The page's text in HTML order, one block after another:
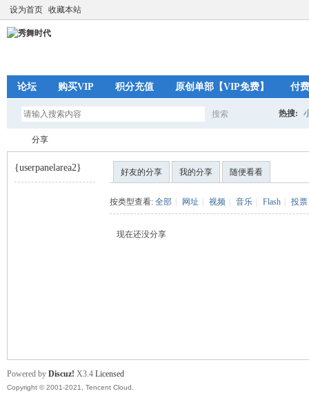
设为首页 收藏本站
论坛 购买VIP 积分充值 原创单部【VIP免费】 付
搜索 热搜:
分享
{userpanelarea2} 好友的分享 我的分享 随便看看
按类型查看: 全部 网址 视频 音乐 Flash 投票
现在还没分享
Powered by Discuz! X3.4 Licensed
Copyright © 2001-2021, Tencent Cloud.